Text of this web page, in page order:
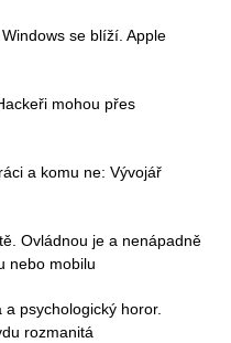
se blíží. Apple
mohou přes
a komu ne: Vývojář
Ovládnou je a nenápadně
nebo mobilu
psychologický horor.
rozmanitá